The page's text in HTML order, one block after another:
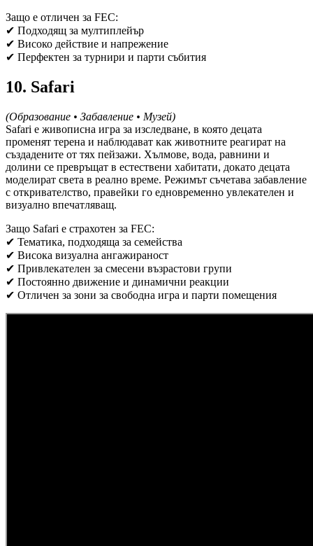
Защо е отличен за FEC:
✔ Подходящ за мултиплейър
✔ Високо действие и напрежение
✔ Перфектен за турнири и парти събития
10. Safari
(Образование • Забавление • Музей)
Safari е живописна игра за изследване, в която децата
променят терена и наблюдават как животните реагират на
създадените от тях пейзажи. Хълмове, вода, равнини и
долини се превръщат в естествени хабитати, докато децата
моделират света в реално време. Режимът съчетава забавление
с откривателство, правейки го едновременно увлекателен и
визуално впечатляващ.
Защо Safari е страхотен за FEC:
✔ Тематика, подходяща за семейства
✔ Висока визуална ангажираност
✔ Привлекателен за смесени възрастови групи
✔ Постоянно движение и динамични реакции
✔ Отличен за зони за свободна игра и парти помещения